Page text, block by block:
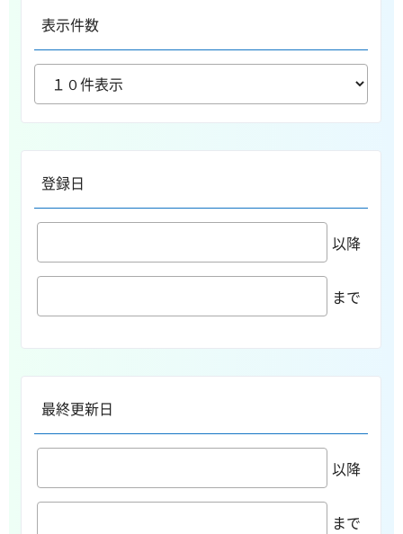
表示件数
登録日
以降
まで
最終更新日
以降
まで